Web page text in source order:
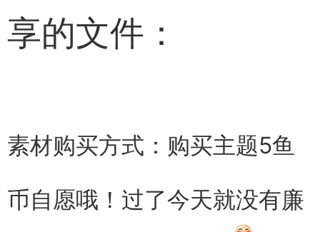
享的文件：
素材购买方式：购买主题5鱼
币自愿哦！过了今天就没有廉